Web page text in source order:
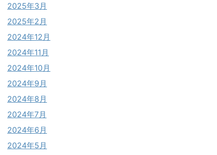
2025年3月
2025年2月
2024年12月
2024年11月
2024年10月
2024年9月
2024年8月
2024年7月
2024年6月
2024年5月